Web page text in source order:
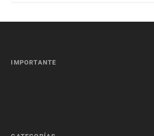
IMPORTANTE